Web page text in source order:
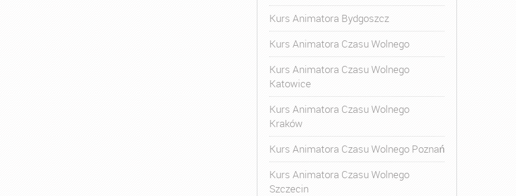
Kurs Animatora Bydgoszcz
Kurs Animatora Czasu Wolnego
Kurs Animatora Czasu Wolnego
Katowice
Kurs Animatora Czasu Wolnego
Kraków
Kurs Animatora Czasu Wolnego Poznań
Kurs Animatora Czasu Wolnego
Szczecin